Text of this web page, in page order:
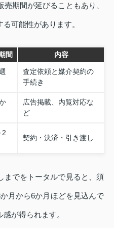
期間が延びることもあり、
可能性があります。
間 内容
査定依頼と媒介契約の
手続き
広告掲載、内覧対応な
ど
2
契約・決済・引き渡し
までをトータルで見ると、須
月から6か月ほどを見込んで
が得られます。